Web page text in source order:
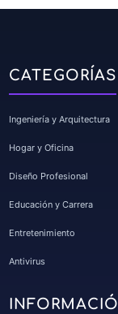
Diego
Sun Jan 18 2026
CATEGORÍAS
Ingeniería y Arquitectura
Hogar y Oficina
Diseño Profesional
Educación y Carrera
Entretenimiento
Antivirus